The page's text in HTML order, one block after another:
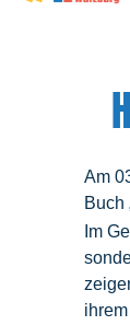
Am
Buch
Im